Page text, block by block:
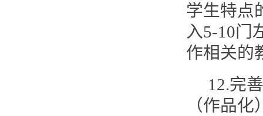
学生特点
入5-10门
作相关的
12.完
（作品